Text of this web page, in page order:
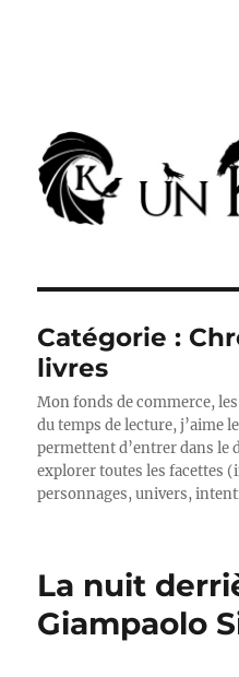
Catégorie :
livres
Mon fonds de commerce,
du temps de lecture, j’aime
permettent d’entrer dans le
explorer toutes les facettes
personnages, univers,
La nuit
Giampaolo